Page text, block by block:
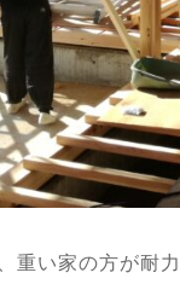
重い家の方が耐